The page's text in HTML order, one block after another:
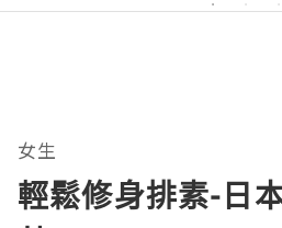
女生
輕鬆修身排素-日